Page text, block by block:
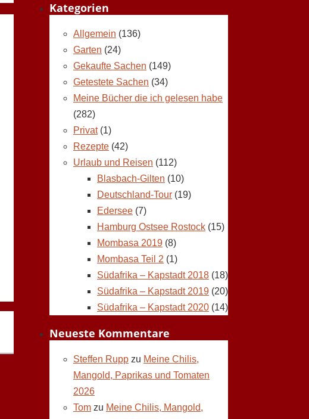
Kategorien
Allgemein (136)
Garten (24)
Gekaufte Sachen (149)
Getestete Sachen (34)
Meine Bücher die ich gelesen habe
(282)
Privat(1)
Rezepte (42)
Urlaub und Reisen (112)
Blasbach-Gilten (10)
Deutschland-Tour (19)
Edersee (7)
Hamburg Ostsee Rostock (15)
Mombasa 2019 (8)
Mombasa Teil 2 (1)
Südafrika – Kapstadt 2018 (18)
Südafrika – Kapstadt 2019 (20)
Südafrika – Kapstadt 2020 (14)
Neueste Kommentare
Steffen Rupp zu Meine Chilis,
Mangold, Paprikas und Tomaten
2026
Tom zu Meine Chilis, Mangold,